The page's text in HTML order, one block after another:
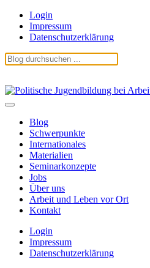
Login
Impressum
Datenschutzerklärung
Blog
Schwerpunkte
Internationales
Materialien
Seminarkonzepte
Jobs
Über uns
Arbeit und Leben vor Ort
Kontakt
Login
Impressum
Datenschutzerklärung